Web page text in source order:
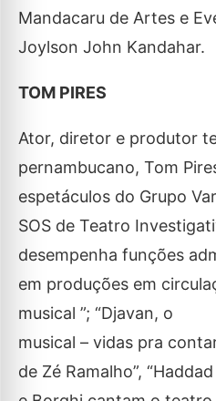
Mandacaru de Artes e
Joylson John Kandahar.
TOM PIRES
Ator, diretor e produtor
pernambucano, Tom
espetáculos do Grupo
SOS de Teatro
desempenha funções
em produções em
musical ”; “Djavan, o
musical – vidas pra
de Zé Ramalho”, “Haddad